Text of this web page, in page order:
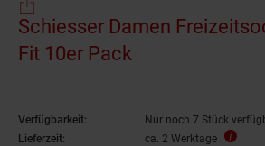
Schiesser Damen
Fit 10er Pack
Verfügbarkeit:
Nur noch 7 Stück
Lieferzeit:
ca. 2 Werktage